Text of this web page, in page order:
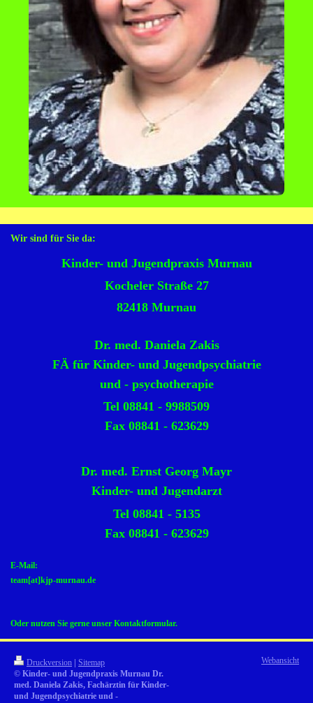
Wir sind für Sie da:
Kinder- und Jugendpraxis Murnau
Kocheler Straße 27
82418 Murnau
Dr. med. Daniela Zakis
FÄ für Kinder- und Jugendpsychiatrie
und - psychotherapie
Tel 08841 - 9988509
Fax 08841 - 623629
Dr. med. Ernst Georg Mayr
Kinder- und Jugendarzt
Tel 08841 - 5135
Fax 08841 - 623629
E-Mail:
team[at]kjp-murnau.de
Oder nutzen Sie gerne unser Kontaktformular.
Druckversion
Sitemap
© Kinder- und Jugendpraxis Murnau Dr.
med. Daniela Zakis, Fachärztin für Kinder-
und Jugendpsychiatrie und -
Webansicht